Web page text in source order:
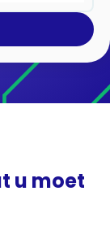
u moet